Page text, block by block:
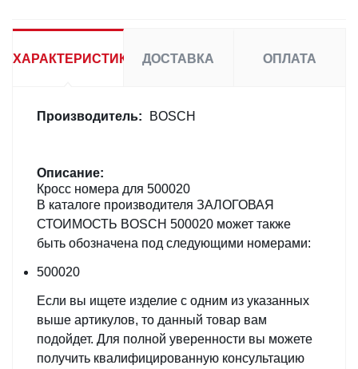
ХАРАКТЕРИСТИКИ ДОСТАВКА ОПЛАТА
Производитель: BOSCH
Описание:
Кросс номера для 500020
В каталоге производителя ЗАЛОГОВАЯ
СТОИМОСТЬ BOSCH 500020 может также
быть обозначена под следующими номерами:
500020
Если вы ищете изделие с одним из указанных
выше артикулов, то данный товар вам
подойдет. Для полной уверенности вы можете
получить квалифицированную консультацию